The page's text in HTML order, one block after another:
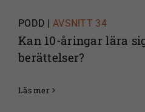
PODD | AVSNITT 34
Kan 10-åringar lära
berättelser?
Läs mer